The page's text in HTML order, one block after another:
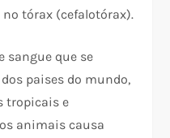
no tórax (cefalotórax).
sangue que se
paises do mundo,
tropicais e
animais causa